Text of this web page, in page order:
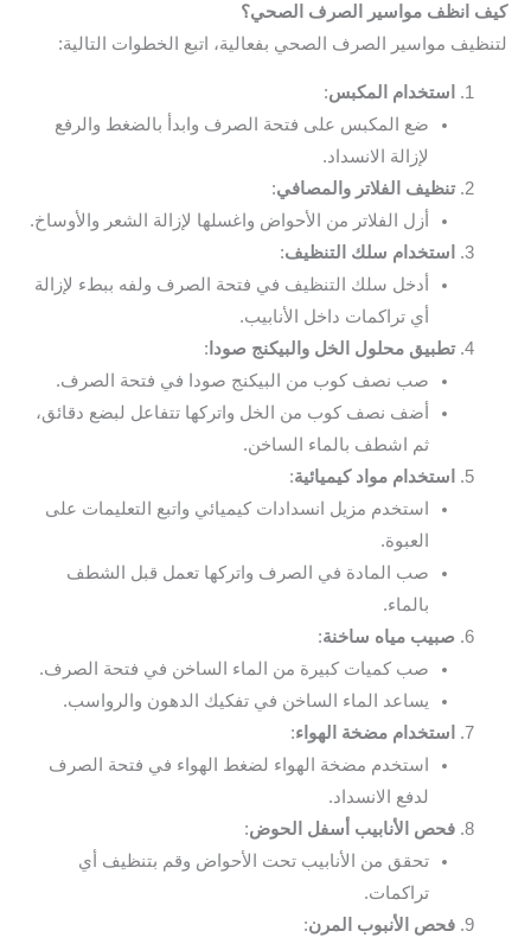
كيف انظف مواسير الصرف الصحي؟
لتنظيف مواسير الصرف الصحي بفعالية، اتبع الخطوات التالية:
استخدام المكبس:
ضع المكبس على فتحة الصرف وابدأ بالضغط والرفع
لإزالة الانسداد.
تنظيف الفلاتر والمصافي:
أزل الفلاتر من الأحواض واغسلها لإزالة الشعر والأوساخ.
استخدام سلك التنظيف:
أدخل سلك التنظيف في فتحة الصرف ولفه ببطء لإزالة
أي تراكمات داخل الأنابيب.
تطبيق محلول الخل والبيكنج صودا :
صب نصف كوب من البيكنج صودا في فتحة الصرف.
أضف نصف كوب من الخل واتركها تتفاعل لبضع دقائق،
ثم اشطف بالماء الساخن.
استخدام مواد كيميائية:
استخدم مزيل انسدادات كيميائي واتبع التعليمات على
العبوة.
صب المادة في الصرف واتركها تعمل قبل الشطف
بالماء.
صبيب مياه ساخنة:
صب كميات كبيرة من الماء الساخن في فتحة الصرف.
يساعد الماء الساخن في تفكيك الدهون والرواسب.
استخدام مضخة الهواء:
استخدم مضخة الهواء لضغط الهواء في فتحة الصرف
لدفع الانسداد.
فحص الأنابيب أسفل الحوض:
تحقق من الأنابيب تحت الأحواض وقم بتنظيف أي
تراكمات.
فحص الأنبوب المرن: